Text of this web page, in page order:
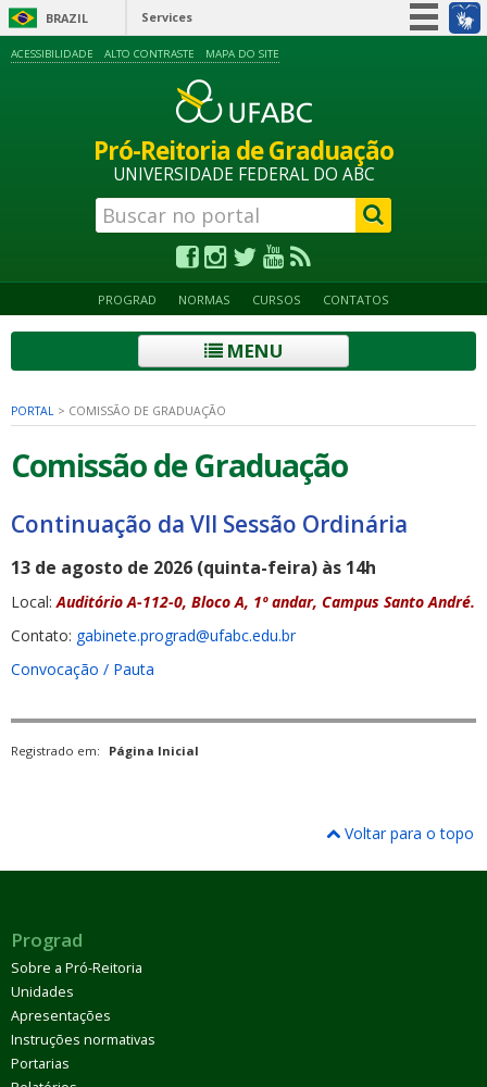
BRAZIL Services
Information access
Legislation
ACESSIBILIDADE ALTO CONTRASTE MAPA DO SITE
Pró-Reitoria de Graduação
UNIVERSIDADE FEDERAL DO ABC
PROGRAD NORMAS CURSOS CONTATOS
MENU
PORTAL > COMISSÃO DE GRADUAÇÃO
Comissão de Graduação
Continuação da VII Sessão Ordinária
13 de agosto de 2026 (quinta-feira) às 14h
Local:Auditório A-112-0, Bloco A, 1º andar, Campus Santo André.
Contato: gabinete.prograd@ufabc.edu.br
Convocação / Pauta
Registrado em: Página Inicial
Voltar para o topo
Prograd
Sobre a Pró-Reitoria
Unidades
Apresentações
Instruções normativas
Portarias